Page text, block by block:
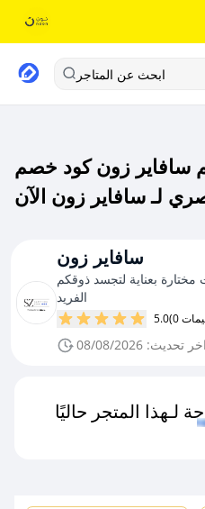
ابحث عن المتاجر
سافاير زون كود خصم
سافاير زون
بعناية لتجسد ذوقكم
الفريد
5.0
اخر تحديث: 08/08/2026